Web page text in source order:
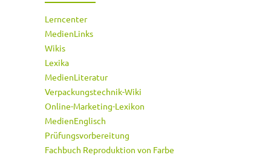
Lerncenter
MedienLinks
Wikis
Lexika
MedienLiteratur
Verpackungstechnik-Wiki
Online-Marketing-Lexikon
MedienEnglisch
Prüfungsvorbereitung
Fachbuch Reproduktion von Farbe